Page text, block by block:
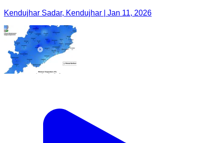
Kendujhar Sadar, Kendujhar | Jan 11, 2026